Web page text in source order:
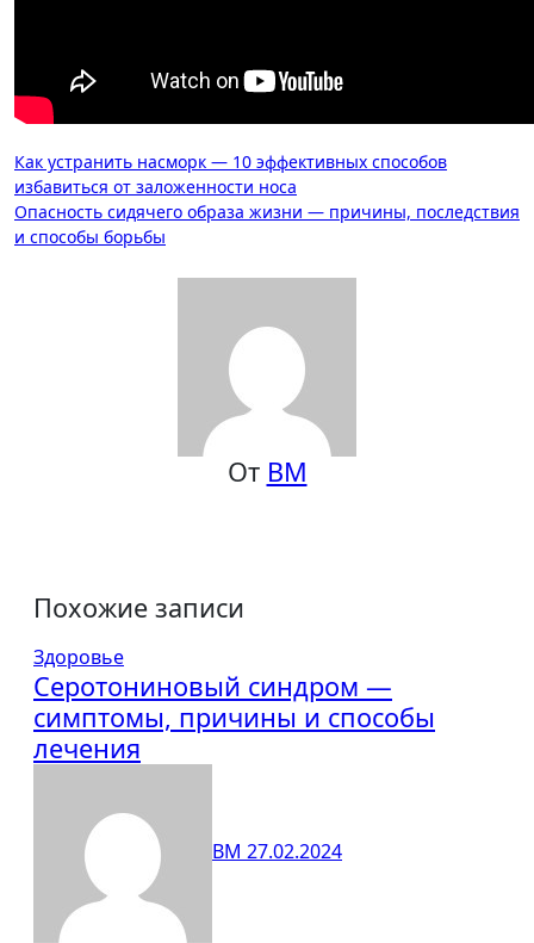
Навигация
по
записям
Как устранить насморк — 10 эффективных способов
избавиться от заложенности носа
Опасность сидячего образа жизни — причины, последствия
и способы борьбы
От ВМ
Похожие записи
Здоровье
Серотониновый синдром —
симптомы, причины и способы
лечения
ВМ 27.02.2024